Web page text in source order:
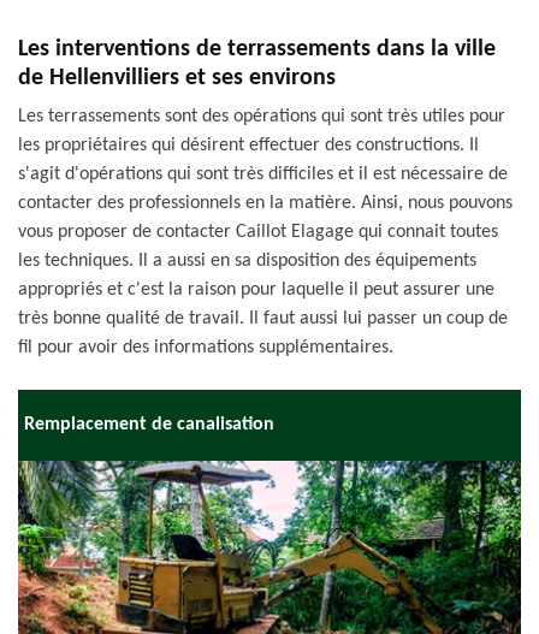
Les interventions de terrassements dans la ville
de Hellenvilliers et ses environs
Les terrassements sont des opérations qui sont très utiles pour
les propriétaires qui désirent effectuer des constructions. Il
s'agit d'opérations qui sont très difficiles et il est nécessaire de
contacter des professionnels en la matière. Ainsi, nous pouvons
vous proposer de contacter Caillot Elagage qui connait toutes
les techniques. Il a aussi en sa disposition des équipements
appropriés et c'est la raison pour laquelle il peut assurer une
très bonne qualité de travail. Il faut aussi lui passer un coup de
fil pour avoir des informations supplémentaires.
Remplacement de canalisation